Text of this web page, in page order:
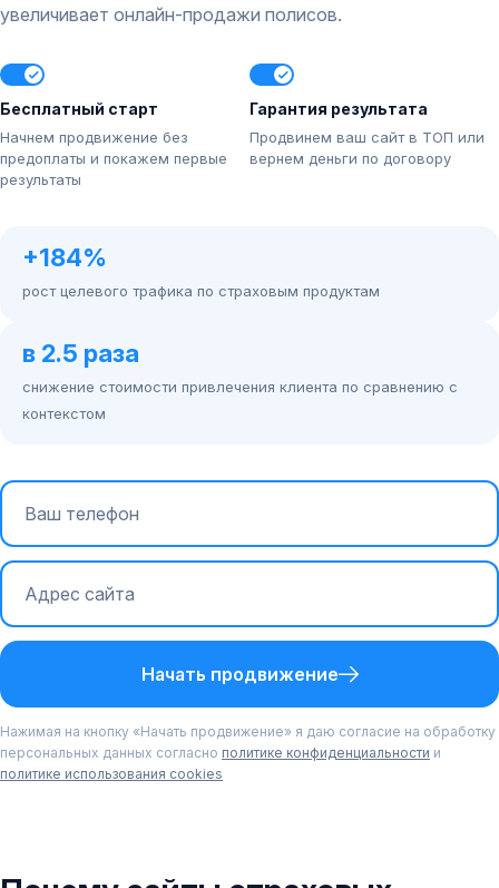
увеличивает онлайн-продажи полисов.
Бесплатный старт
Начнем продвижение без
предоплаты и покажем первые
результаты
Гарантия результата
Продвинем ваш сайт в ТОП или
вернем деньги по договору
+184%
рост целевого трафика по страховым продуктам
в 2.5 раза
снижение стоимости привлечения клиента по сравнению с
контекстом
Начать продвижение
Нажимая на кнопку «Начать продвижение» я даю согласие на обработку
персональных данных согласно политике конфиденциальности и
политике использования cookies